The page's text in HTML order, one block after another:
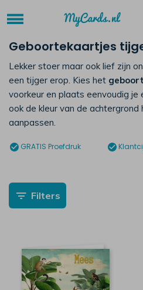
Geboortekaartjes
Lekker stoer maar ook lief zijn
een tijger erop. Kies het
voorkeur en plaats eenvoudig je
ook de kleur van de achtergrond
aanpassen.
GRATIS Proefdruk
Filters